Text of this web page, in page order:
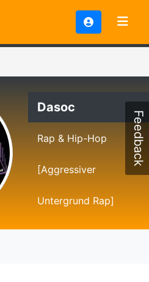
Dasoc
Rap & Hip-Hop
[Aggressiver
Untergrund Rap]
Feedback